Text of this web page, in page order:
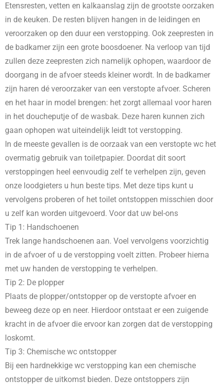
Etensresten, vetten en kalkaanslag zijn de grootste oorzaken
in de keuken. De resten blijven hangen in de leidingen en
veroorzaken op den duur een verstopping. Ook zeepresten in
de badkamer zijn een grote boosdoener. Na verloop van tijd
zullen deze zeepresten zich namelijk ophopen, waardoor de
doorgang in de afvoer steeds kleiner wordt. In de badkamer
zijn haren dé veroorzaker van een verstopte afvoer. Scheren
en het haar in model brengen: het zorgt allemaal voor haren
in het doucheputje of de wasbak. Deze haren kunnen zich
gaan ophopen wat uiteindelijk leidt tot verstopping.
In de meeste gevallen is de oorzaak van een verstopte wc het
overmatig gebruik van toiletpapier. Doordat dit soort
verstoppingen heel eenvoudig zelf te verhelpen zijn, geven
onze loodgieters u hun beste tips. Met deze tips kunt u
vervolgens proberen of het toilet ontstoppen misschien door
u zelf kan worden uitgevoerd. Voor dat uw bel-ons
Tip 1: Handschoenen
Trek lange handschoenen aan. Voel vervolgens voorzichtig
in de afvoer of u de verstopping voelt zitten. Probeer hierna
met uw handen de verstopping te verhelpen.
Tip 2: De plopper
Plaats de plopper/ontstopper op de verstopte afvoer en
beweeg deze op en neer. Hierdoor ontstaat er een zuigende
kracht in de afvoer die ervoor kan zorgen dat de verstopping
loskomt.
Tip 3: Chemische wc ontstopper
Bij een hardnekkige wc verstopping kan een chemische
ontstopper de uitkomst bieden. Deze ontstoppers zijn